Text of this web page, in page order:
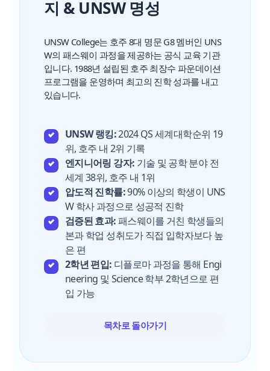
지 & UNSW 명성
UNSW College는 호주 8대 명문 G8 멤버인 UNS
W의 패스웨이 과정을 제공하는 공식 교육 기관
입니다. 1988년 설립된 호주 최장수 파운데이션
프로그램을 운영하며 최고의 진학 성과를 내고
있습니다.
UNSW 랭킹:2024 QS 세계대학순위 19
위, 호주 내 2위 기록
엔지니어링 강자: 기술 및 공학 분야 전
세계 38위, 호주 내 1위
압도적 진학률:90% 이상의 학생이 UNS
W 학사 과정으로 성공적 진학
검증된 효과:패스웨이를 거친 학생들의
본과 학업 성취도가 직접 입학자보다 높
은 편
2학년 편입: 디플로마 과정을 통해 Engi
neering 및 Science 학부 2학년으로 편
입 가능
목차로 돌아가기